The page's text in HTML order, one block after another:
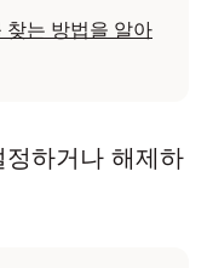
는 방법을 알아
하거나 해제하